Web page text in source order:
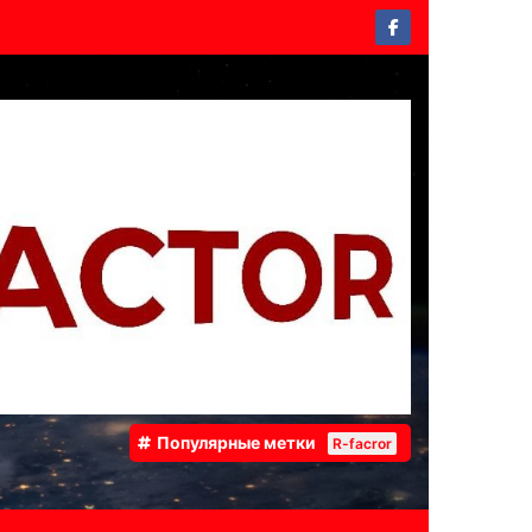
Популярные метки R-facror